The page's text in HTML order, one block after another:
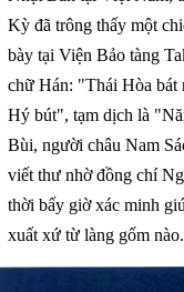
Kỳ đã trông thấy một
bày tại Viện Bảo tàng
chữ Hán: "Thái Hòa bát
Hý bút", tạm dịch là
Bùi, người châu Nam
viết thư nhờ đồng chí
thời bấy giờ xác minh
xuất xứ từ làng gốm nào.